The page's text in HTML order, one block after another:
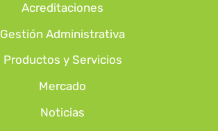
Acreditaciones
Gestión Administrativa
Productos y Servicios
Mercado
Noticias